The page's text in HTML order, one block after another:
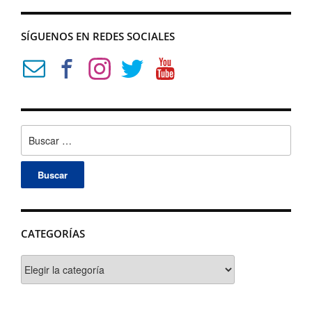
SÍGUENOS EN REDES SOCIALES
CATEGORÍAS